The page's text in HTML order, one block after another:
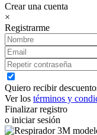
Crear una cuenta
×
Registrarme
Quiero recibir
Ver los términos y
Finalizar registro
o iniciar sesión